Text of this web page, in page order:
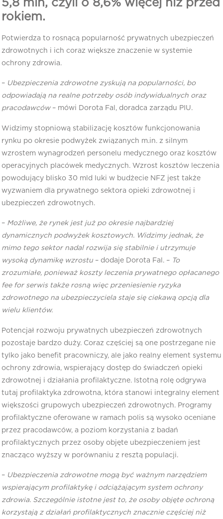
5,8 mln, czyli o 8,6% więcej niż przed
rokiem.
Potwierdza to rosnącą popularność prywatnych ubezpieczeń
zdrowotnych i ich coraz większe znaczenie w systemie
ochrony zdrowia.
– Ubezpieczenia zdrowotne zyskują na popularności, bo
odpowiadają na realne potrzeby osób indywidualnych oraz
pracodawców– mówi Dorota Fal, doradca zarządu PIU.
Widzimy stopniową stabilizację kosztów funkcjonowania
rynku po okresie podwyżek związanych m.in. z silnym
wzrostem wynagrodzeń personelu medycznego oraz kosztów
operacyjnych placówek medycznych. Wzrost kosztów leczenia
powodujący blisko 30 mld luki w budżecie NFZ jest także
wyzwaniem dla prywatnego sektora opieki zdrowotnej i
ubezpieczeń zdrowotnych.
– Możliwe, że rynek jest już po okresie najbardziej
dynamicznych podwyżek kosztowych. Widzimy jednak, że
mimo tego sektor nadal rozwija się stabilnie i utrzymuje
wysoką dynamikę wzrostu – dodaje Dorota Fal. – To
zrozumiałe, ponieważ koszty leczenia prywatnego opłacanego
fee for serwis także rosną więc przeniesienie ryzyka
zdrowotnego na ubezpieczyciela staje się ciekawą opcją dla
wielu klientów.
Potencjał rozwoju prywatnych ubezpieczeń zdrowotnych
pozostaje bardzo duży. Coraz częściej są one postrzegane nie
tylko jako benefit pracowniczy, ale jako realny element systemu
ochrony zdrowia, wspierający dostęp do świadczeń opieki
zdrowotnej i działania profilaktyczne. Istotną rolę odgrywa
tutaj profilaktyka zdrowotna, która stanowi integralny element
większości grupowych ubezpieczeń zdrowotnych. Programy
profilaktyczne oferowane w ramach polis są wysoko oceniane
przez pracodawców, a poziom korzystania z badań
profilaktycznych przez osoby objęte ubezpieczeniem jest
znacząco wyższy w porównaniu z resztą populacji.
– Ubezpieczenia zdrowotne mogą być ważnym narzędziem
wspierającym profilaktykę i odciążającym system ochrony
zdrowia. Szczególnie istotne jest to, że osoby objęte ochroną
korzystają z działań profilaktycznych znacznie częściej niż